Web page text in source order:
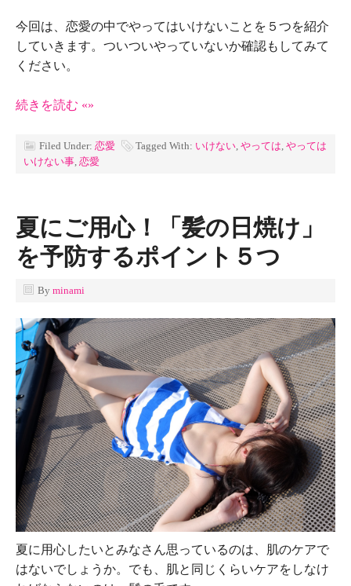
今回は、恋愛の中でやってはいけないことを５つを紹介
していきます。ついついやっていないか確認もしてみて
ください。
続きを読む «»
Filed Under: 恋愛 Tagged With: いけない やっては やっては
いけない事 恋愛
夏にご用心！「髪の日焼け」
を予防するポイント５つ
By minami
夏に用心したいとみなさん思っているのは、肌のケアで
はないでしょうか。でも、肌と同じくらいケアをしなけ